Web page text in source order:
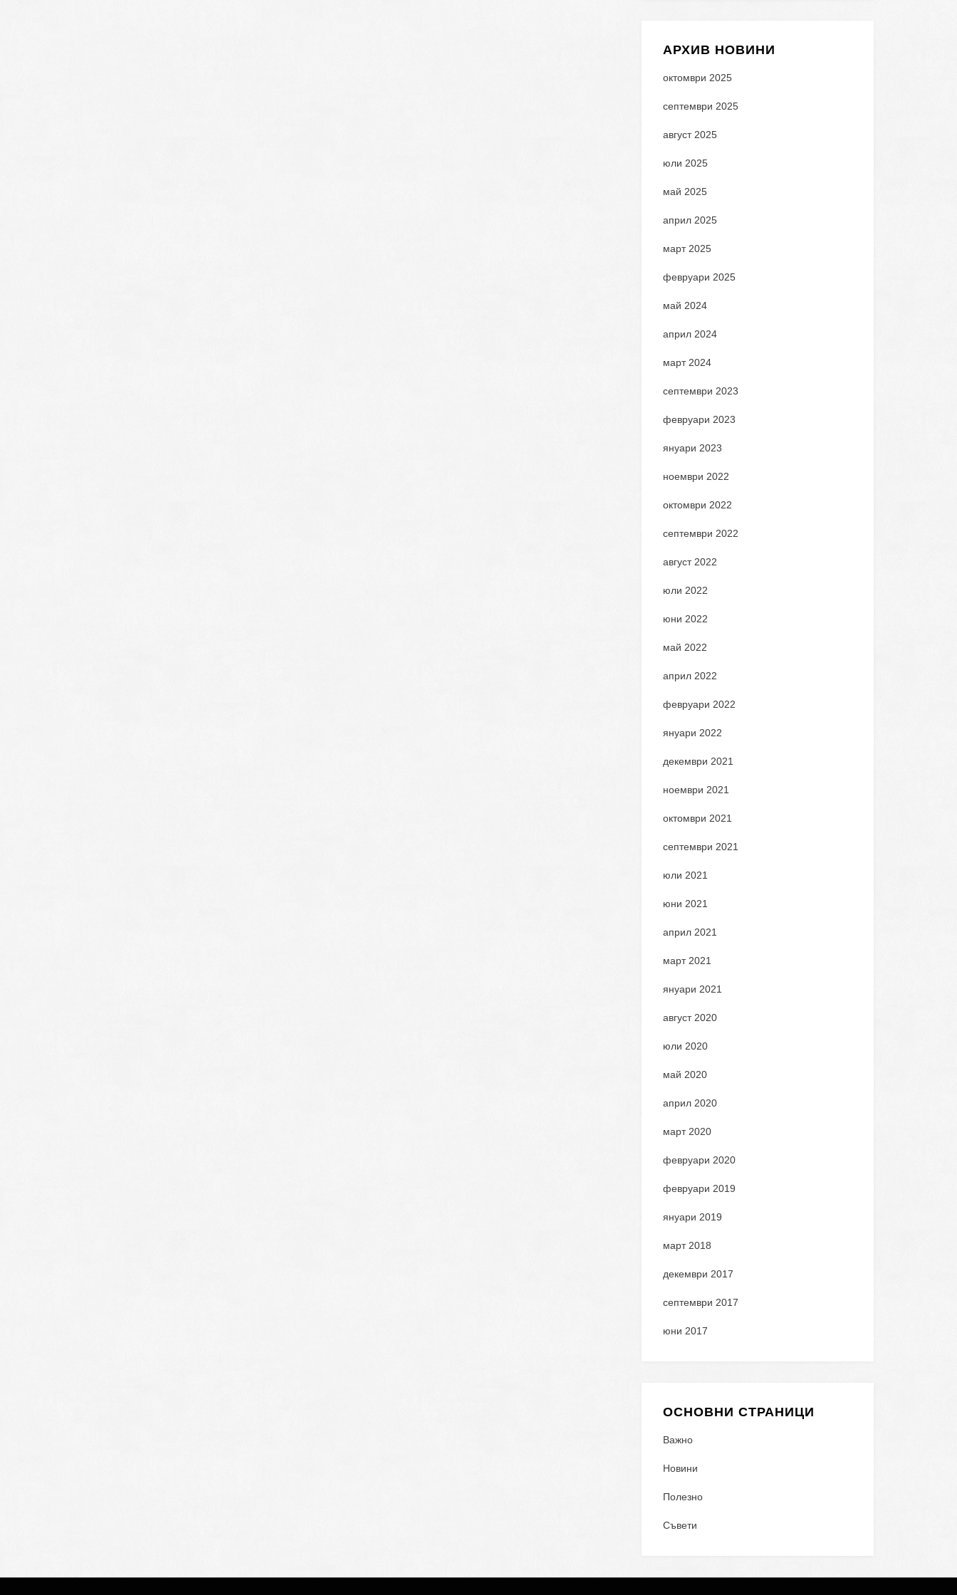
АРХИВ НОВИНИ
октомври 2025
септември 2025
август 2025
юли 2025
май 2025
април 2025
март 2025
февруари 2025
май 2024
април 2024
март 2024
септември 2023
февруари 2023
януари 2023
ноември 2022
октомври 2022
септември 2022
август 2022
юли 2022
юни 2022
май 2022
април 2022
февруари 2022
януари 2022
декември 2021
ноември 2021
октомври 2021
септември 2021
юли 2021
юни 2021
април 2021
март 2021
януари 2021
август 2020
юли 2020
май 2020
април 2020
март 2020
февруари 2020
февруари 2019
януари 2019
март 2018
декември 2017
септември 2017
юни 2017
ОСНОВНИ СТРАНИЦИ
Важно
Новини
Полезно
Съвети